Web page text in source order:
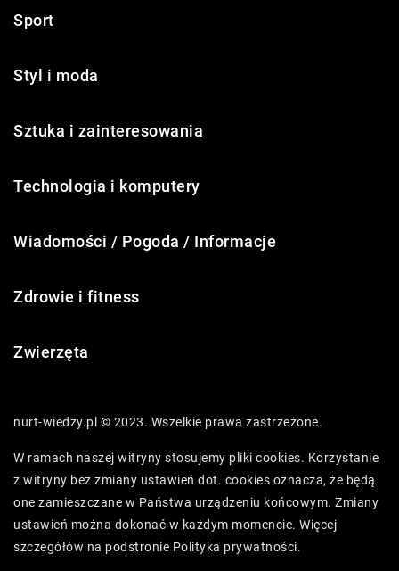
Sport
Styl i moda
Sztuka i zainteresowania
Technologia i komputery
Wiadomości / Pogoda / Informacje
Zdrowie i fitness
Zwierzęta
nurt-wiedzy.pl © 2023. Wszelkie prawa zastrzeżone.
W ramach naszej witryny stosujemy pliki cookies. Korzystanie
z witryny bez zmiany ustawień dot. cookies oznacza, że będą
one zamieszczane w Państwa urządzeniu końcowym. Zmiany
ustawień można dokonać w każdym momencie. Więcej
szczegółów na podstronie Polityka prywatności.